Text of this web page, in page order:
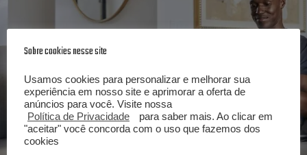
Sobre cookies nesse site
Usamos cookies para personalizar e melhorar sua
experiência em nosso site e aprimorar a oferta de
anúncios para você. Visite nossa
Política de Privacidade
para saber mais. Ao clicar em
"aceitar" você concorda com o uso que fazemos dos
cookies